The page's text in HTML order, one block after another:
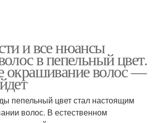
и все нюансы
в пепельный цвет.
окрашивание волос —
пепельный цвет стал настоящим
волос. В естественном